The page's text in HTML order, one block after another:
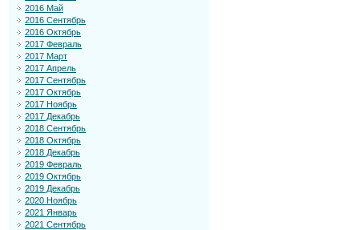
2016 Май
2016 Сентябрь
2016 Октябрь
2017 Февраль
2017 Март
2017 Апрель
2017 Сентябрь
2017 Октябрь
2017 Ноябрь
2017 Декабрь
2018 Сентябрь
2018 Октябрь
2018 Декабрь
2019 Февраль
2019 Октябрь
2019 Декабрь
2020 Ноябрь
2021 Январь
2021 Сентябрь